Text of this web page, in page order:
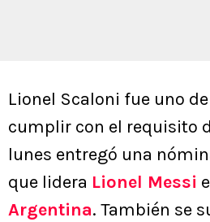
Lionel Scaloni fue uno
cumplir con el requisito
lunes entregó una
que lidera Lionel Messi
Argentina. También se